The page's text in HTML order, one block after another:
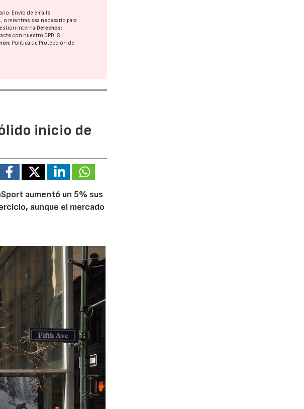
Envío de emails
o mientras sea necesario para
interna.Derechos:
con nuestro DPD. Si
Política de Protección de
inicio de
aumentó un 5% sus
aunque el mercado